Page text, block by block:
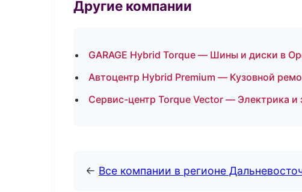
Другие компании
GARAGE Hybrid Torque — Шины и диски в
Автоцентр Hybrid Premium — Кузовной
Сервис-центр Torque Vector — Электрика
← Все компании в регионе